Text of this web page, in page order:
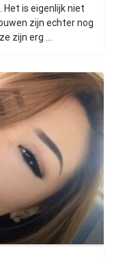
is eigenlijk niet
zijn echter nog
zijn erg ...